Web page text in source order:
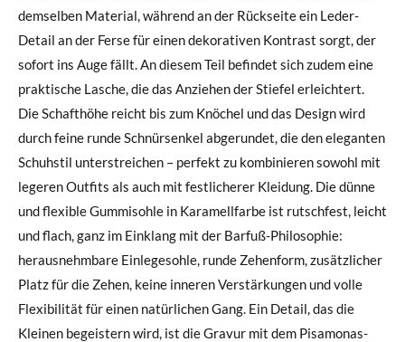
demselben Material, während an der Rückseite ein Leder-
Detail an der Ferse für einen dekorativen Kontrast sorgt, der
sofort ins Auge fällt. An diesem Teil befindet sich zudem eine
praktische Lasche, die das Anziehen der Stiefel erleichtert.
Die Schafthöhe reicht bis zum Knöchel und das Design wird
durch feine runde Schnürsenkel abgerundet, die den eleganten
Schuhstil unterstreichen – perfekt zu kombinieren sowohl mit
legeren Outfits als auch mit festlicherer Kleidung. Die dünne
und flexible Gummisohle in Karamellfarbe ist rutschfest, leicht
und flach, ganz im Einklang mit der Barfuß-Philosophie:
herausnehmbare Einlegesohle, runde Zehenform, zusätzlicher
Platz für die Zehen, keine inneren Verstärkungen und volle
Flexibilität für einen natürlichen Gang. Ein Detail, das die
Kleinen begeistern wird, ist die Gravur mit dem Pisamonas-